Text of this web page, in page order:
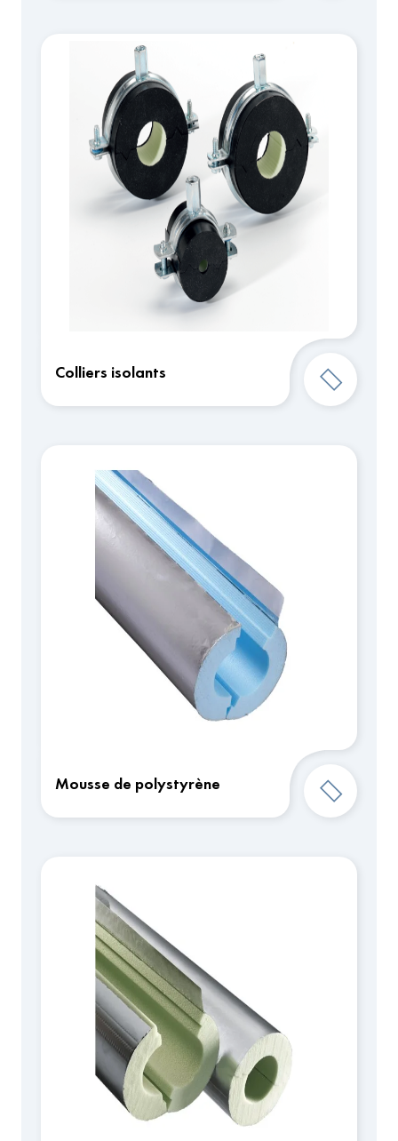
Colliers isolants
Mousse de polystyrène